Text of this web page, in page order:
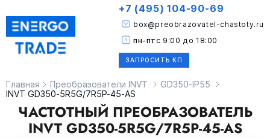
ЗАПРОСИТЬ КП
box@preobrazovatel-chastoty.ru
+7 (495) 104-90-69
пн-пт с 9:00 до 18:00
Главная Преобразователи INVT
GD350-IP55
INVT GD350-5R5G/7R5P-45-AS
ЧАСТОТНЫЙ ПРЕОБРАЗОВАТЕЛЬ
INVT GD350-5R5G/7R5P-45-AS